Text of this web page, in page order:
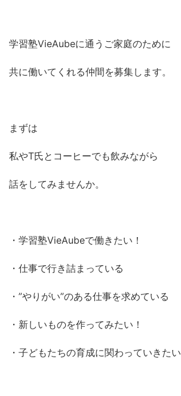
学習塾VieAubeに通うご家庭のために
共に働いてくれる仲間を募集します。
まずは
私やT氏とコーヒーでも飲みながら
話をしてみませんか。
・学習塾VieAubeで働きたい！
・仕事で行き詰まっている
・”やりがい”のある仕事を求めている
・新しいものを作ってみたい！
・子どもたちの育成に関わっていきたい